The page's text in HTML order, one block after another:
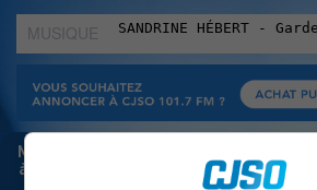
MUSIQUE
:
Meta bloque les infos sur Facebook.
à Sorel-Tracy et la région, abonne-